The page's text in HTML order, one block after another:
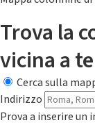
Trova la
vicina a te
Cerca sulla
Indirizzo
Prova a inserire un